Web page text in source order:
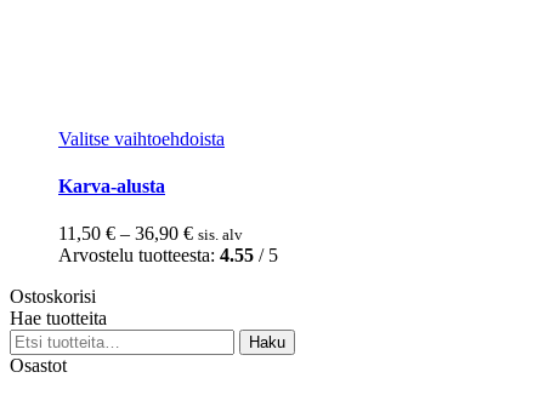
Valitse vaihtoehdoista
muunnelma.
Voit
tehdä
sivulla.
Karva-alusta
11,50 € – 36,90 €Hintaluokka:
11,50 €
sis. alv
Arvostelu tuotteesta: 4.55 / 5
Ostoskorisi
Hae tuotteita
Etsi:
Haku
Osastot